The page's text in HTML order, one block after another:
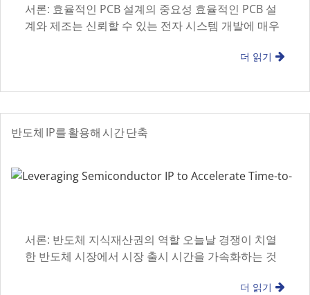
서론: 효율적인 PCB 설계의 중요성 효율적인 PCB 설
계와 제조는 신뢰할 수 있는 전자 시스템 개발에 매우
더 읽기
반도체 IP를 활용해 시간 단축
서론: 반도체 지식재산권의 역할 오늘날 경쟁이 치열
한 반도체 시장에서 시장 출시 시간을 가속화하는 것
더 읽기